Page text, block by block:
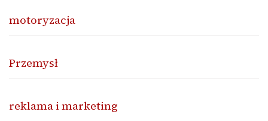
motoryzacja
Przemysł
reklama i marketing